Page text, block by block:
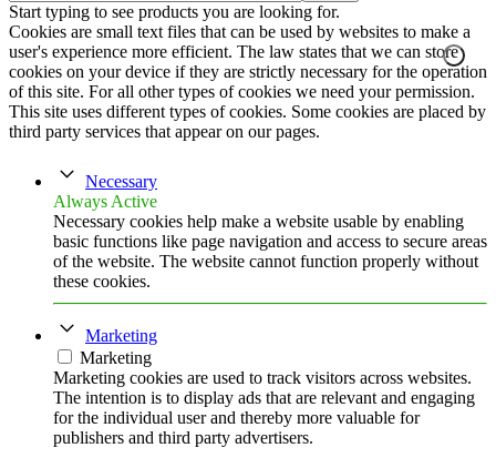
Start typing to see products you are looking for.
Cookies are small text files that can be used by websites to make a
user's experience more efficient. The law states that we can store
cookies on your device if they are strictly necessary for the operation
of this site. For all other types of cookies we need your permission.
This site uses different types of cookies. Some cookies are placed by
third party services that appear on our pages.
Necessary
Always Active
Necessary cookies help make a website usable by enabling
basic functions like page navigation and access to secure areas
of the website. The website cannot function properly without
these cookies.
Marketing
Marketing
Marketing cookies are used to track visitors across websites.
The intention is to display ads that are relevant and engaging
for the individual user and thereby more valuable for
publishers and third party advertisers.